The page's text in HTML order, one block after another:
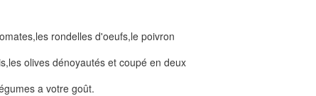
rondelles d'oeufs,le poivron
olives dénoyautés et coupé en deux
a votre goût.